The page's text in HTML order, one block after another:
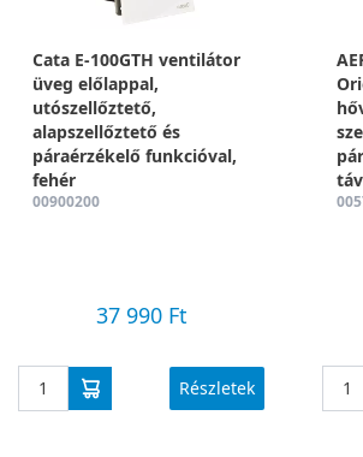
Cata E-100GTH ventilátor
üveg előlappal,
utószellőztető,
alapszellőztető és
páraérzékelő funkcióval,
fehér
00900200
37 990 Ft
Részletek